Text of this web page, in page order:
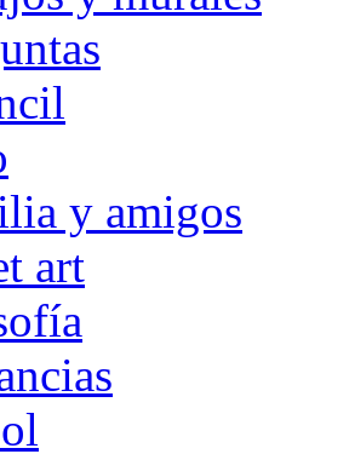
y amigos
art